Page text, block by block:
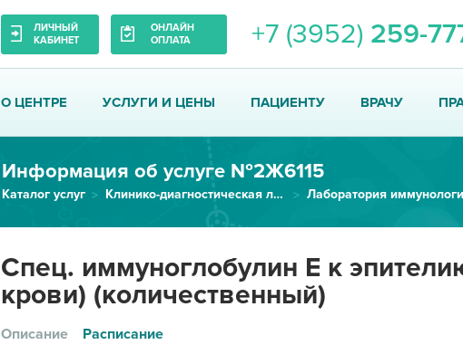
ЛИЧНЫЙ
КАБИНЕТ
ОНЛАЙН
ОПЛАТА
+7 (3952) 259-
О ЦЕНТРЕ УСЛУГИ И ЦЕНЫ ПАЦИЕНТУ ВРАЧУ
Информация об услуге №2Ж6115
Каталог услуг Клинико-диагностическая лаборатория
Лаборатория
Спец. иммуноглобулин Е к
крови) (количественный)
Описание Расписание